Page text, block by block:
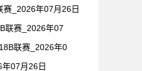
赛_2026年07月26日
联赛_2026年07
联赛_2026年0
07月26日